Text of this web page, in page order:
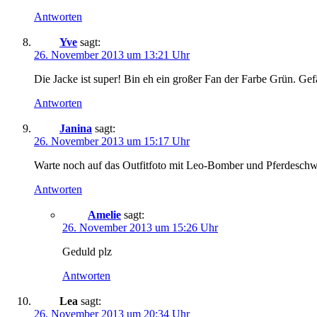
Antworten
Yve sagt:
26. November 2013 um 13:21 Uhr
Die Jacke ist super! Bin eh ein großer Fan der Farbe Grün.
Antworten
Janina sagt:
26. November 2013 um 15:17 Uhr
Warte noch auf das Outfitfoto mit Leo-Bomber und
Antworten
Amelie sagt:
26. November 2013 um 15:26 Uhr
Geduld plz
Antworten
Lea sagt:
26. November 2013 um 20:34 Uhr